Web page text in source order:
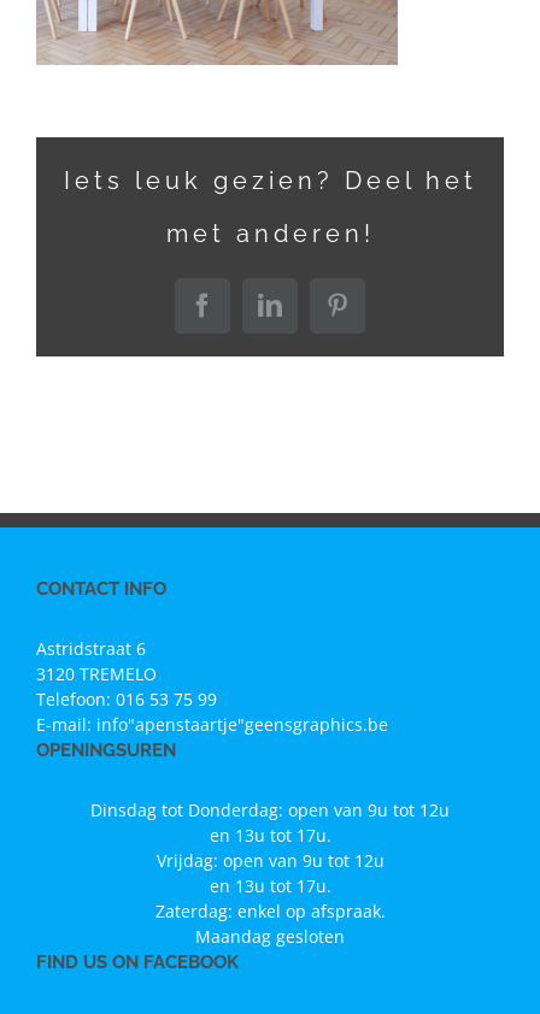
Iets leuk gezien? Deel het
met anderen!
FacebookLinkedInPinterest
CONTACT INFO
Astridstraat 6
3120 TREMELO
Telefoon: 016 53 75 99
E-mail: info"apenstaartje"geensgraphics.be
OPENINGSUREN
Dinsdag tot Donderdag: open van 9u tot 12u
en 13u tot 17u.
Vrijdag: open van 9u tot 12u
en 13u tot 17u.
Zaterdag: enkel op afspraak.
Maandag gesloten
FIND US ON FACEBOOK